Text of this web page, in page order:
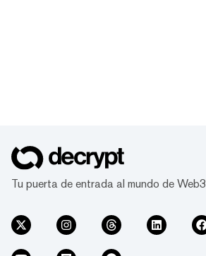
Tu puerta de entrada al mundo de Web3